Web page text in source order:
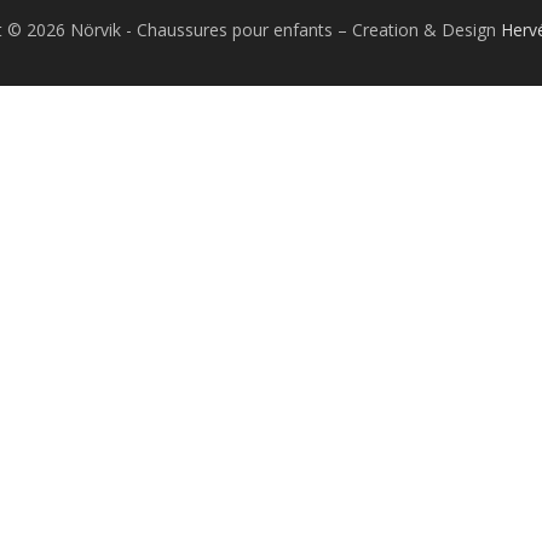
© 2026 Nörvik - Chaussures pour enfants – Creation & Design